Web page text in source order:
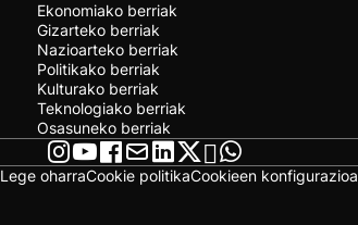
Ekonomiako berriak
Gizarteko berriak
Nazioarteko berriak
Politikako berriak
Kulturako berriak
Teknologiako berriak
Osasuneko berriak
Lege oharraCookie politikaCookieen konfigurazioa